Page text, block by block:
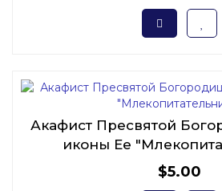
Акафист Пресвятой
иконы Ее
$5.00